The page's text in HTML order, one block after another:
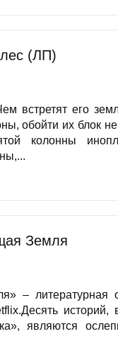
(ЛП)
встретят его
обойти их блок
колонны
Земля
– литературная
историй,
являются